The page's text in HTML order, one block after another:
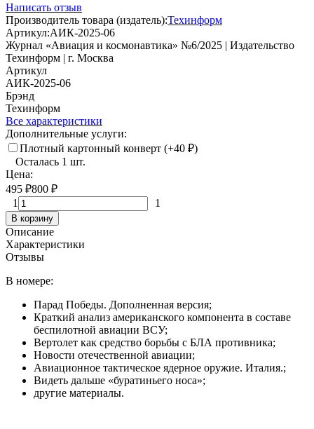
Написать отзыв
Производитель товара (издатель):Техинформ
Артикул:АИК-2025-06
Журнал «Авиация и космонавтика» №6/2025 | Издательство
Техинформ | г. Москва
Артикул
АИК-2025-06
Брэнд
Техинформ
Все характеристики
Дополнительные услуги:
Плотный картонный конверт (+40 ₽)
Осталась 1 шт.
Цена:
495 ₽800 ₽
1
1
В корзину
Описание
Характеристики
Отзывы
В номере:
Парад Победы. Дополненная версия;
Краткий анализ американского компонента в составе
беспилотной авиации ВСУ;
Вертолет как средство борьбы с БЛА противника;
Новости отечественной авиации;
Авиационное тактическое ядерное оружие. Италия.;
Видеть дальше «буратиньего носа»;
другие материалы.